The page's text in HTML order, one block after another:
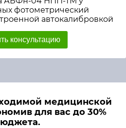
фотометрический
автокалибровкой
консультацию
медицинской
для вас до 30%